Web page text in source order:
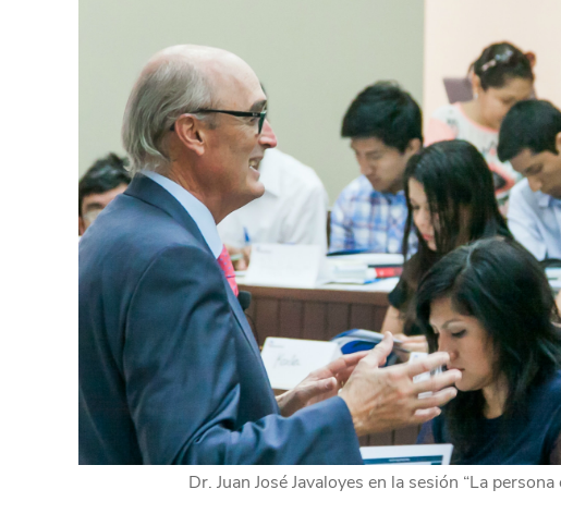
Dr. Juan José Javaloyes en la sesión “La